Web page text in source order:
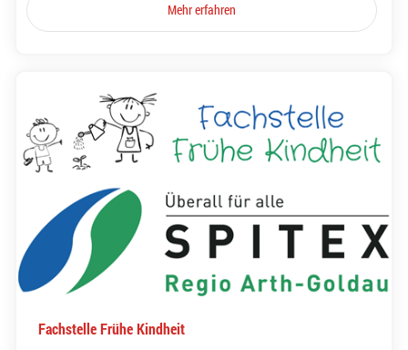
Mehr erfahren
Fachstelle Frühe Kindheit